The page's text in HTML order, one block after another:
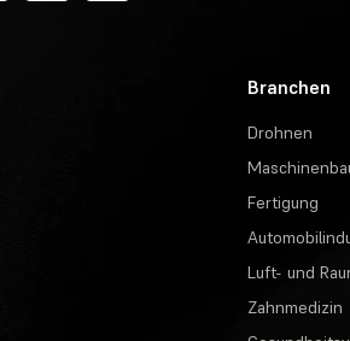
Branchen
Drohnen
Fertigung
Luft- und
Zahnmedizin